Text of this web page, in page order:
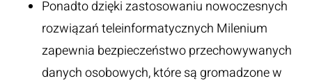
Ponadto dzięki zastosowaniu nowoczesnych
rozwiązań teleinformatycznych Milenium
zapewnia bezpieczeństwo przechowywanych
danych osobowych, które są gromadzone w